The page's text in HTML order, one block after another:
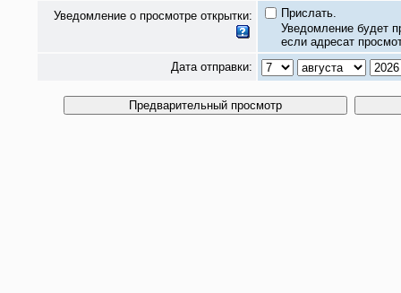
Уведомление о просмотре открытки:
Прислать.
Уведомление будет
если адресат
Дата отправки: